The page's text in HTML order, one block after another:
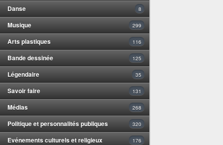
Danse 8
Musique 299
Arts plastiques 116
Bande dessinée 125
Légendaire 35
Savoir faire 131
Médias 268
Politique et personnalités publiques 320
Evénements culturels et religieux 176